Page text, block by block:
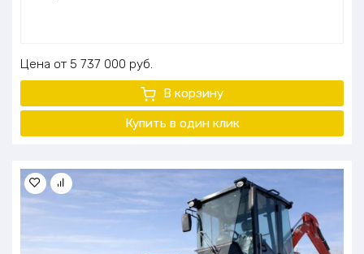
Цена 5 737 000 руб.
В корзину
Купить в один клик